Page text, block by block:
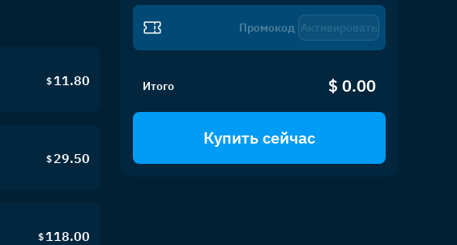
$ 11.80
$ 29.50
$ 118.00
Активировать
Итого $ 0.00
Купить сейчас